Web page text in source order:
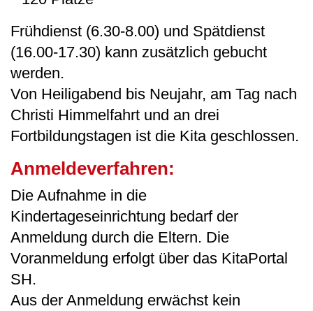
Frühdienst (6.30-8.00) und Spätdienst
(16.00-17.30) kann zusätzlich gebucht
werden.
Von Heiligabend bis Neujahr, am Tag nach
Christi Himmelfahrt und an drei
Fortbildungstagen ist die Kita geschlossen.
Anmeldeverfahren:
Die Aufnahme in die
Kindertageseinrichtung bedarf der
Anmeldung durch die Eltern. Die
Voranmeldung erfolgt über das KitaPortal
SH.
Aus der Anmeldung erwächst kein